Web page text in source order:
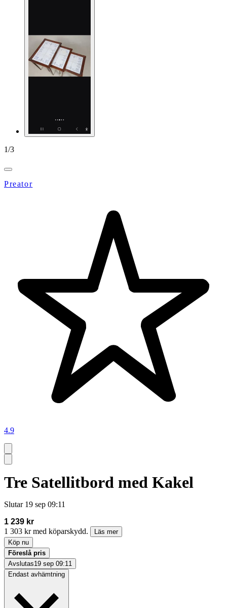
1/3
Preator
4.9
Tre Satellitbord med Kakel
Slutar 19 sep 09:11
1 239 kr
1 303 kr med köparskydd.
Läs mer
Köp nu
Föreslå pris
Avslutas19 sep 09:11
Endast avhämtning